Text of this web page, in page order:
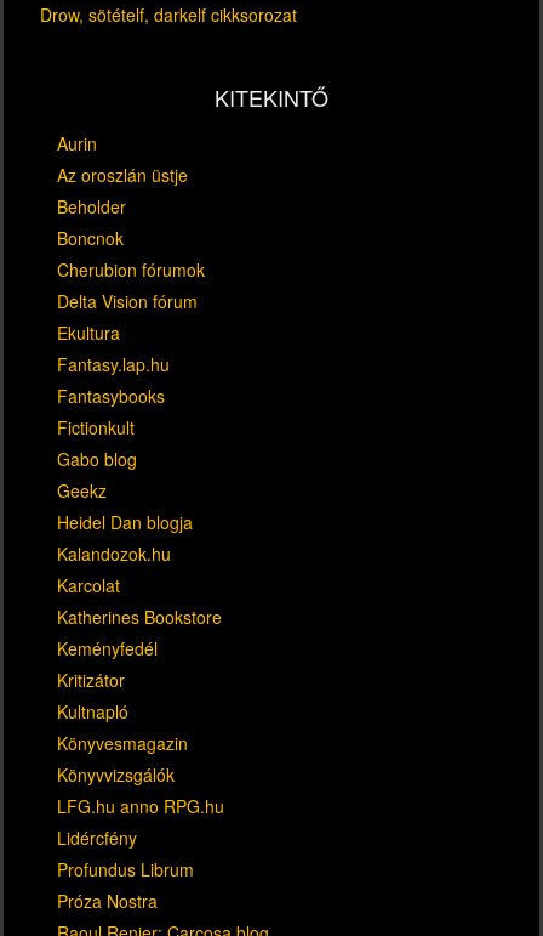
Drow, sötételf, darkelf cikksorozat
KITEKINTŐ
Aurin
Az oroszlán üstje
Beholder
Boncnok
Cherubion fórumok
Delta Vision fórum
Ekultura
Fantasy.lap.hu
Fantasybooks
Fictionkult
Gabo blog
Geekz
Heidel Dan blogja
Kalandozok.hu
Karcolat
Katherines Bookstore
Keményfedél
Kritizátor
Kultnapló
Könyvesmagazin
Könyvvizsgálók
LFG.hu anno RPG.hu
Lidércfény
Profundus Librum
Próza Nostra